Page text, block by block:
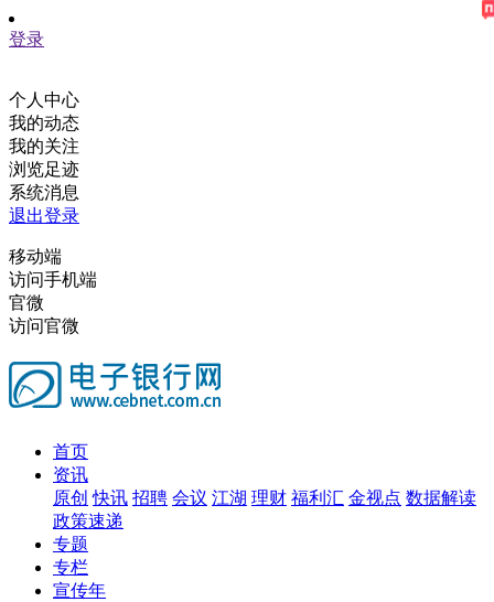
登录
个人中心
我的动态
我的关注
浏览足迹
系统消息
退出登录
移动端
访问手机端
官微
访问官微
首页
资讯
原创 快讯 招聘 会议 江湖 理财 福利汇 金视点 数据解读
政策速递
专题
专栏
宣传年